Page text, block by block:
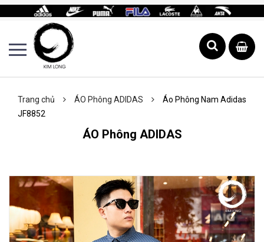
Trang chủ ÁO Phông ADIDAS
Áo Phông Nam Adidas
JF8852
ÁO Phông ADIDAS